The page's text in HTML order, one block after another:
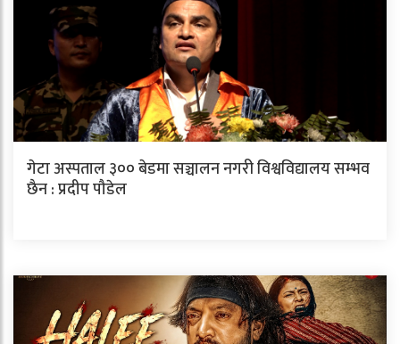
गेटा अस्पताल ३०० बेडमा सञ्चालन नगरी विश्वविद्यालय सम्भव
छैन : प्रदीप पौडेल